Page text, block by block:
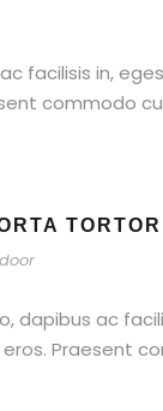
facilisis in,
commodo
TORTOR
dapibus ac
Praesent